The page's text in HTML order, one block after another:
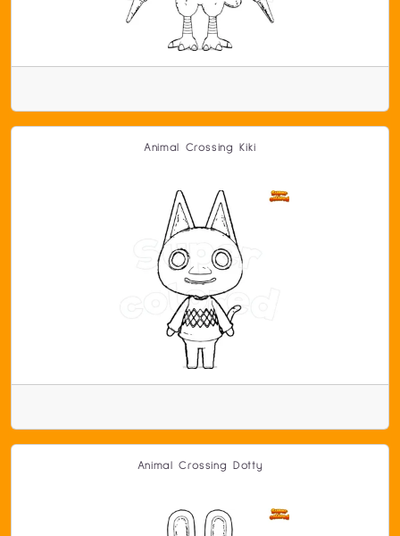
Animal Crossing Kiki
Animal Crossing Dotty